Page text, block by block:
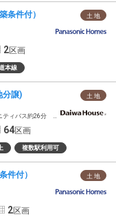
土 地
条件付）
2区画
本線
土 地
分譲)
」バス停徒歩12分～13分
64区画
複数駅利用可
土 地
件付）
2区画